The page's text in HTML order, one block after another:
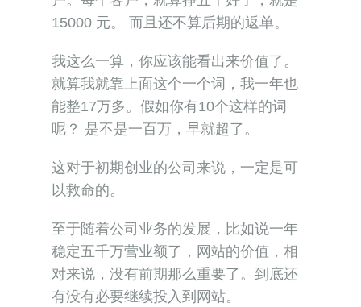
15000 元。 而且还不算后期的返单。
我这么一算，你应该能看出来价值了。
就算我就靠上面这个一个词，我一年也
能整17万多。假如你有10个这样的词
呢？ 是不是一百万，早就超了。
这对于初期创业的公司来说，一定是可
以救命的。
至于随着公司业务的发展，比如说一年
稳定五千万营业额了，网站的价值，相
对来说，没有前期那么重要了。到底还
有没有必要继续投入到网站。